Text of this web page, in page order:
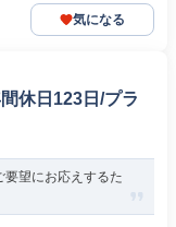
気になる
休日123日/プラ
望にお応えするた